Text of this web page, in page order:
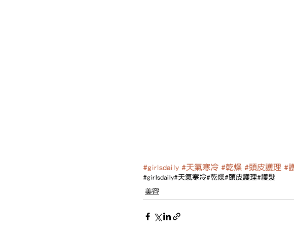
#girlsdaily #天氣寒冷 #乾燥 #頭皮護理 #
#girlsdaily#天氣寒冷#乾燥#頭皮護理#護髮
美容